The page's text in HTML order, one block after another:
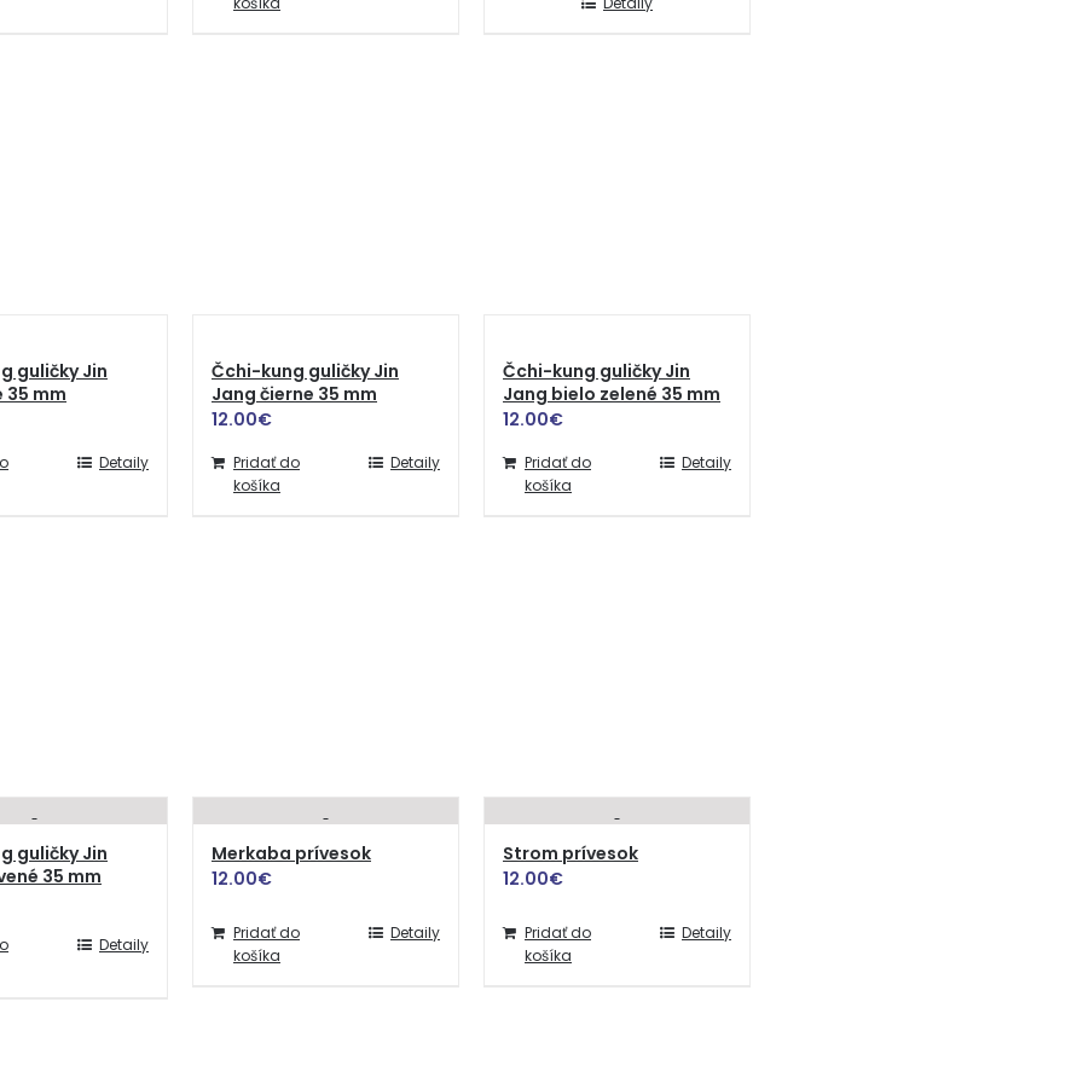
guličky Jin
35 mm
Detaily
Čchi-kung guličky Jin
Jang čierne 35 mm
12.00€
Pridať do
košíka
Detaily
Čchi-kung guličky Jin
Jang bielo zelené 35 mm
12.00€
Pridať do
košíka
Detaily
guličky Jin
35 mm
Detaily
Merkaba prívesok
12.00€
Pridať do
košíka
Detaily
Strom prívesok
12.00€
Pridať do
košíka
Detaily